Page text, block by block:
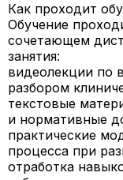
Как проходит
Обучение
сочетающем
занятия:
видеолекции по
разбором
текстовые
и нормативные
практические
процесса при
отработка